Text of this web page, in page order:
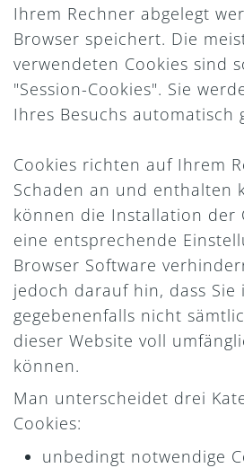
Ihrem Rechner abgelegt
Browser speichert. Die
verwendeten Cookies sind
"Session-Cookies". Sie
Ihres Besuchs automatisch
Cookies richten auf Ihrem
Schaden an und enthalten
können die Installation der
eine entsprechende
Browser Software
jedoch darauf hin, dass Sie
gegebenenfalls nicht
dieser Website voll
können.
Man unterscheidet drei
Cookies:
unbedingt notwendige